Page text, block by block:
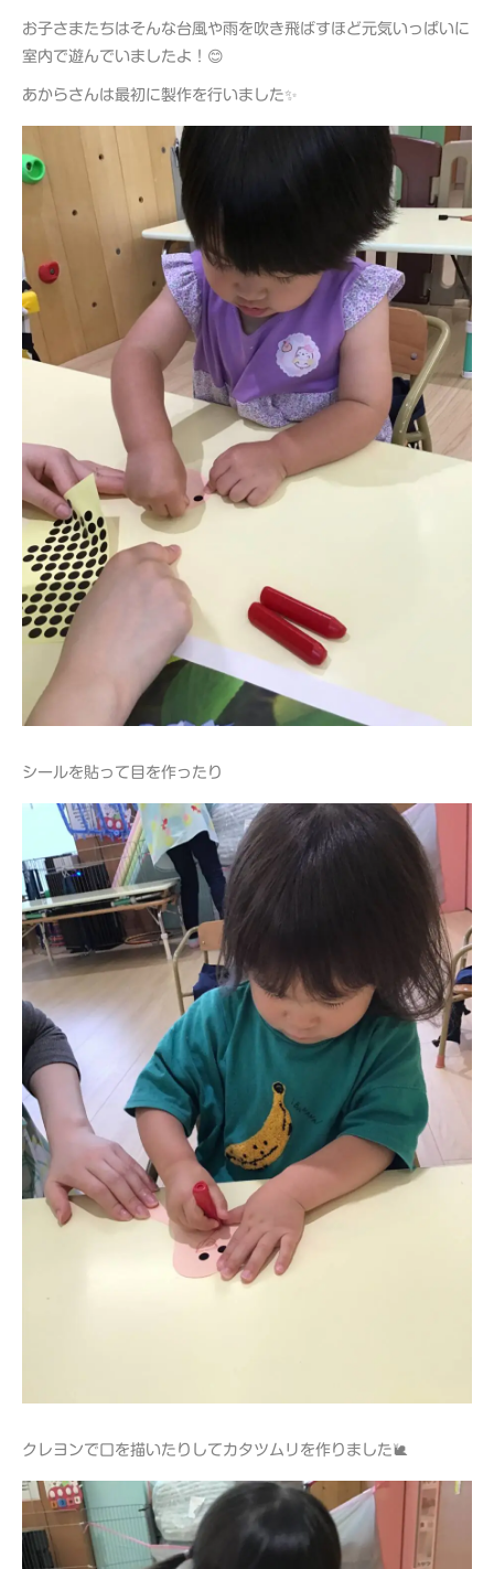
お子さまたちはそんな台風や雨を吹き飛ばすほど元気いっぱいに
室内で遊んでいましたよ！😊
あからさんは最初に製作を行いました✨
シールを貼って目を作ったり
クレヨンで口を描いたりしてカタツムリを作りました🐌